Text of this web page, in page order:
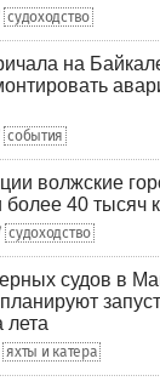
судоходство
на
события
волжские
40 тысяч
судоходство
судов в
лета
яхты и катера